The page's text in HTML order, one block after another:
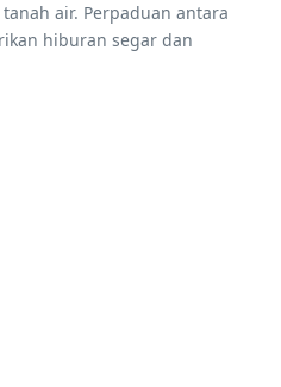
air. Perpaduan antara
hiburan segar dan